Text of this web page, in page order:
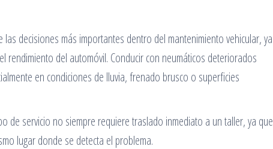
decisiones más importantes dentro del mantenimiento vehicular, ya
rendimiento del automóvil. Conducir con neumáticos deteriorados
en condiciones de lluvia, frenado brusco o superficies
de servicio no siempre requiere traslado inmediato a un taller, ya que
lugar donde se detecta el problema.